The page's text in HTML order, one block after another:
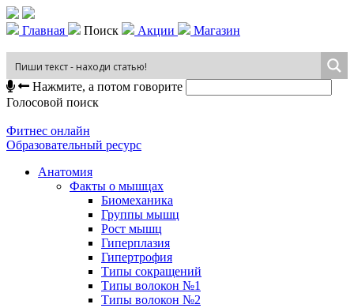
Главная Поиск Акции Магазин
Нажмите, а потом говорите
Голосовой поиск
Фитнес онлайн
Образовательный ресурс
Анатомия
Факты о мышцах
Биомеханика
Группы мышц
Рост мышц
Гиперплазия
Гипертрофия
Типы сокращений
Типы волокон №1
Типы волокон №2